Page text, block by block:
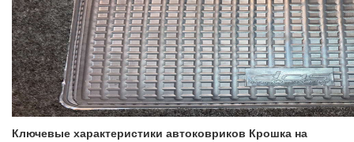
Ключевые характеристики автоковриков Крошка на